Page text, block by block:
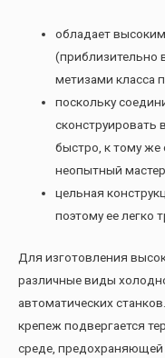
обладает
(приблизительно
метизами класса
поскольку
сконструировать
быстро, к тому
неопытный
цельная
поэтому ее легко
Для изготовления
различные виды
автоматических
крепеж подвергается
среде, предохраняющей